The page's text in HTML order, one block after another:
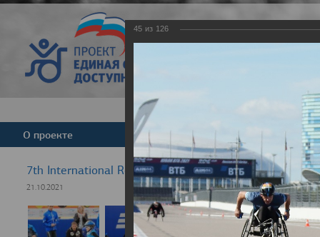
Версия для
О проекте Команда Новости
7th International Rezept-Sport Wheelchair Half
21.10.2021
45 из 126